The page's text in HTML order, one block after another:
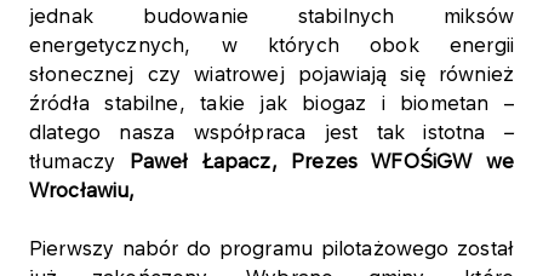
jednak budowanie stabilnych miksów
energetycznych, w których obok energii
słonecznej czy wiatrowej pojawiają się również
źródła stabilne, takie jak biogaz i biometan –
dlatego nasza współpraca jest tak istotna –
tłumaczy Paweł Łapacz, Prezes WFOŚiGW we
Wrocławiu,
Pierwszy nabór do programu pilotażowego został